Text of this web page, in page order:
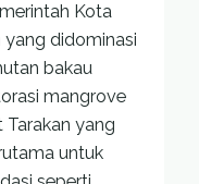
Kota
yang didominasi
bakau
mangrove
Tarakan yang
untuk